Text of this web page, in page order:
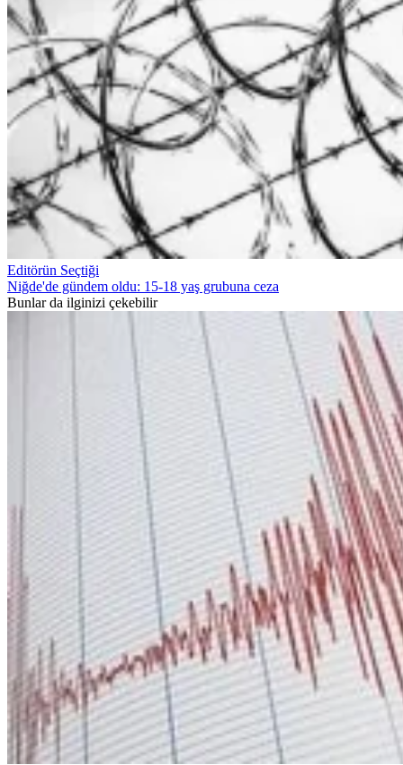
Editörün Seçtiği
Niğde'de gündem oldu: 15-18 yaş grubuna ceza
Bunlar da ilginizi çekebilir